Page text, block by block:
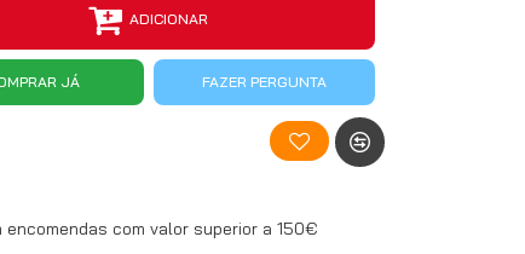
encomendas com valor superior a 150€
ADICIONAR
JÁ FAZER PERGUNTA